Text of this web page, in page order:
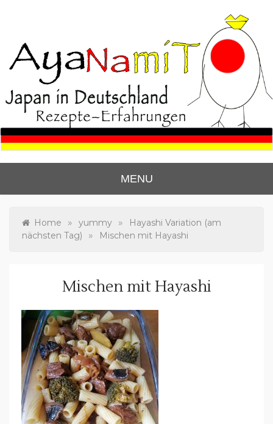
Ayanas Japan Blog
MENU
Home » yummy »
Hayashi Variation (am
nächsten Tag)
» Mischen mit Hayashi
Mischen mit Hayashi